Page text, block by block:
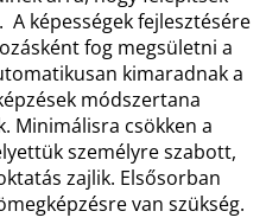
képességek fejlesztésére
fog megsületni a
kimaradnak a
módszertana
Minimálisra csökken a
személyre szabott,
zajlik. Elsősorban
van szükség.